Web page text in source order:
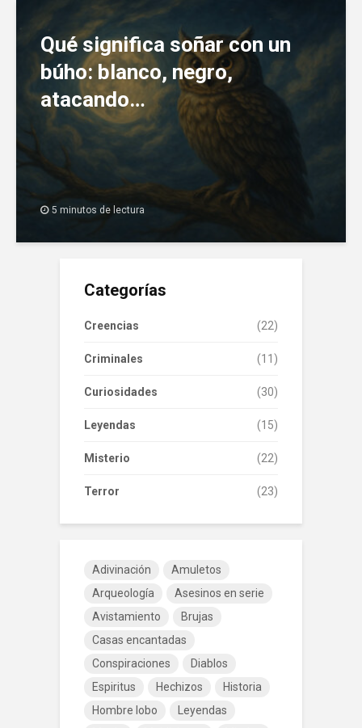
Qué significa soñar con un
búho: blanco, negro,
atacando…
5 minutos de lectura
Categorías
Creencias (22)
Criminales (11)
Curiosidades (30)
Leyendas (15)
Misterio (22)
Terror (23)
Adivinación
Amuletos
Arqueología
Asesinos en serie
Avistamiento
Brujas
Casas encantadas
Conspiraciones
Diablos
Espiritus
Hechizos
Historia
Hombre lobo
Leyendas